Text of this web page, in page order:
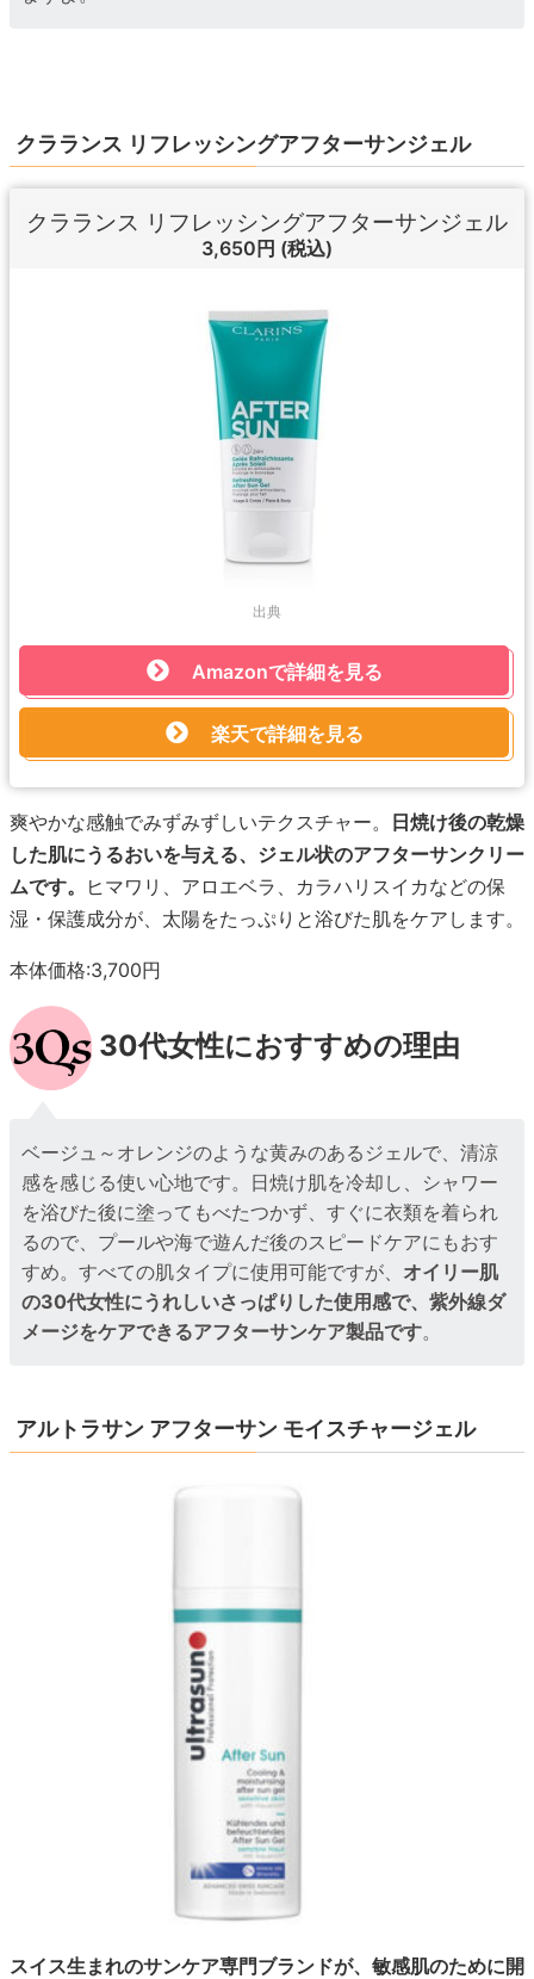
クラランス リフレッシングアフターサンジェル
クラランス リフレッシングアフターサンジェル
3,650円 (税込)
出典
Amazonで詳細を見る
楽天で詳細を見る
爽やかな感触でみずみずしいテクスチャー。
日焼け後の乾燥
した肌にうるおいを与える、ジェル状のアフターサンクリー
ムです。
ヒマワリ、アロエベラ、カラハリスイカなどの保
湿・保護成分が、太陽をたっぷりと浴びた肌をケアします。
本体価格:3,700円
30代女性におすすめの理由
ベージュ～オレンジのような黄みのあるジェルで、清涼
感を感じる使い心地です。日焼け肌を冷却し、シャワー
を浴びた後に塗ってもべたつかず、すぐに衣類を着られ
るので、プールや海で遊んだ後のスピードケアにもおす
すめ。すべての肌タイプに使用可能ですが、 オイリー肌
の30代女性にうれしいさっぱりした使用感で、紫外線ダ
メージをケアできるアフターサンケア製品です。
アルトラサン アフターサン モイスチャージェル
スイス生まれのサンケア専門ブランドが、敏感肌のために開